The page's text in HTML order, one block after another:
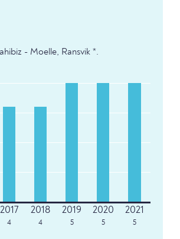
- Moelle, Ransvik *.
4 4 5 5 5